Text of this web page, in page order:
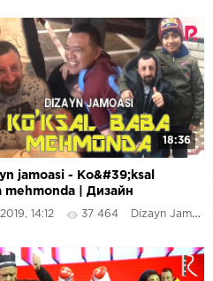
18:36
jamoasi - Ko&#39;ksal
mehmonda | Дизайн
- Коксал бобо
14:12 37 464 Dizayn Jamoasi